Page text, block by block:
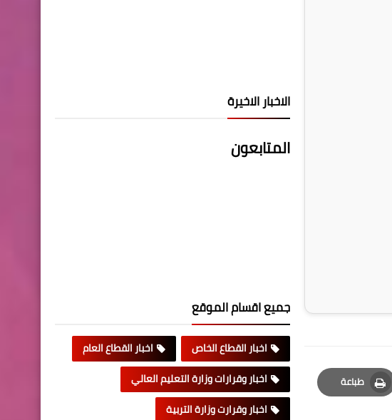
طباعة
Print
الاخبار الاخيرة
المتابعون
جميع اقسام الموقع
اخبار القطاع الخاص
اخبار القطاع العام
اخبار وقرارات وزارة التعليم العالي
اخبار وقرارت وزارة التربية